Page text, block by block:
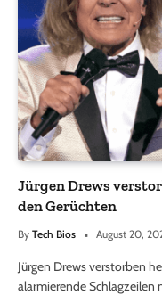
Jürgen Drews
den Gerüchten
By Tech Bios August 20,
Jürgen Drews verstorben
alarmierende Schlagzeilen